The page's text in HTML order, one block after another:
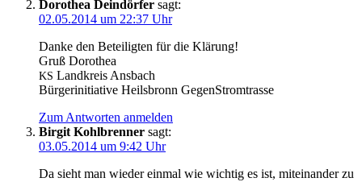
Dorothea Deindörfer sagt:
02.05.2014 um 22:37 Uhr
Dan­ke den Betei­lig­ten für die Klärung!
Gruß Dorothea
KS Land­kreis Ansbach
Bür­ger­initia­ti­ve Heils­bronn GegenStromtrasse
Zum Antworten anmelden
Birgit Kohlbrenner sagt:
03.05.2014 um 9:42 Uhr
Da sieht man wie­der ein­mal wie wich­tig es ist, mit­ein­an­der zu